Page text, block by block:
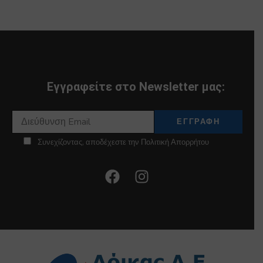
Εγγραφείτε στο Newsletter μας:
Συνεχίζοντας, αποδέχεστε την Πολιτική Απορρήτου